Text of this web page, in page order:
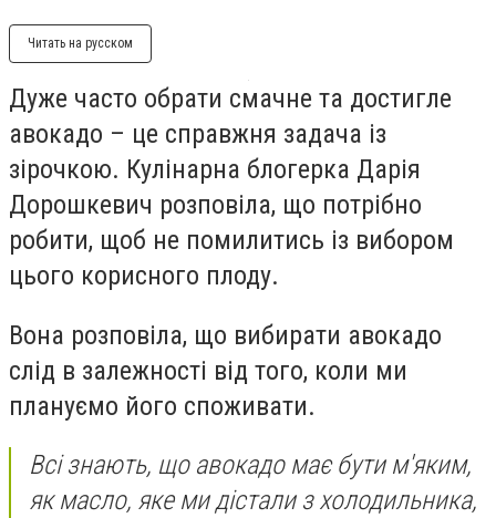
Читать на русском
Дуже часто обрати смачне та достигле
авокадо – це справжня задача із
зірочкою. Кулінарна блогерка Дарія
Дорошкевич розповіла, що потрібно
робити, щоб не помилитись із вибором
цього корисного плоду.
Вона розповіла, що вибирати авокадо
слід в залежності від того, коли ми
плануємо його споживати.
Всі знають, що авокадо має бути м'яким,
як масло, яке ми дістали з холодильника,